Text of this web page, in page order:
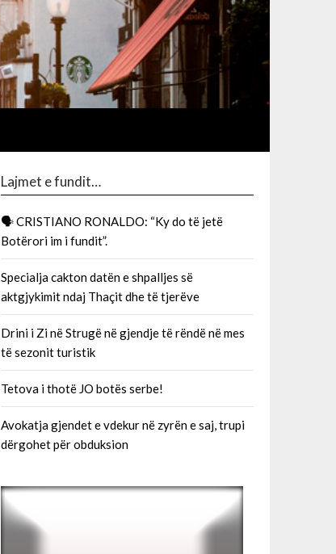
Lajmet e fundit…
🗣 CRISTIANO RONALDO: “Ky do të jetë
Botërori im i fundit”.
Specialja cakton datën e shpalljes së
aktgjykimit ndaj Thaçit dhe të tjerëve
Drini i Zi në Strugë në gjendje të rëndë në mes
të sezonit turistik
Tetova i thotë JO botës serbe!
Avokatja gjendet e vdekur në zyrën e saj, trupi
dërgohet për obduksion